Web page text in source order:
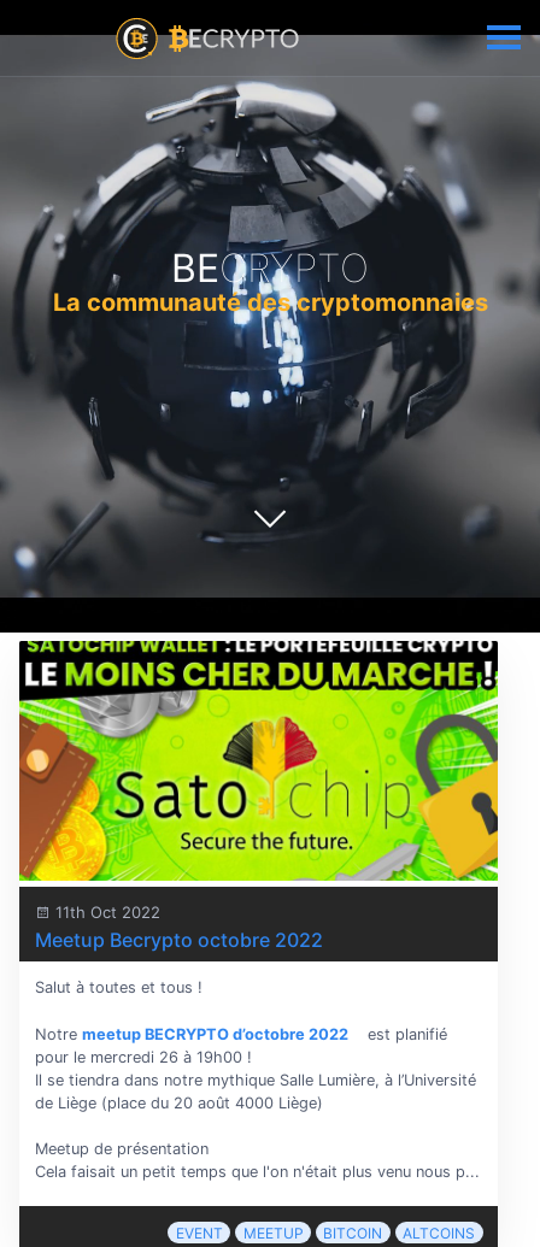
BECRYPTO
La communauté des cryptomonnaies
11th Oct 2022
Meetup Becrypto octobre 2022
Salut à toutes et tous !
Notre meetup BECRYPTO d’octobre 2022
est planifié
pour le mercredi 26 à 19h00 !
Il se tiendra dans notre mythique Salle Lumière, à l’Université
de Liège (place du 20 août 4000 Liège)
Meetup de présentation
Cela faisait un petit temps que l'on n'était plus venu nous p...
EVENT MEETUP BITCOIN ALTCOINS